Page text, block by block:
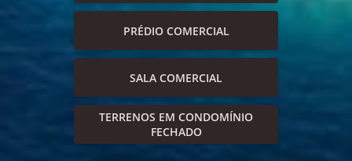
PRÉDIO COMERCIAL
SALA COMERCIAL
TERRENOS EM CONDOMÍNIO
FECHADO